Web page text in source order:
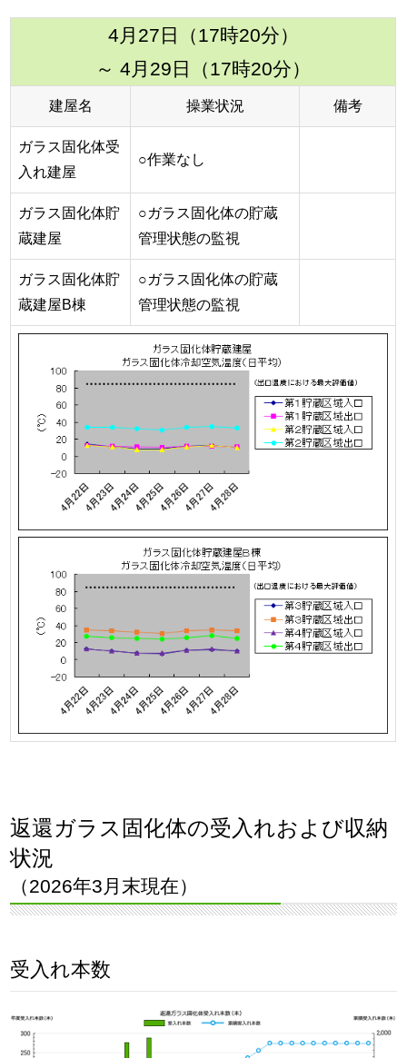
4月27日（17時20分）
～ 4月29日（17時20分）
建屋名 操業状況 備考
ガラス固化体受
入れ建屋
○作業なし
ガラス固化体貯
蔵建屋
○ガラス固化体の貯蔵
管理状態の監視
ガラス固化体貯
蔵建屋B棟
○ガラス固化体の貯蔵
管理状態の監視
返還ガラス固化体の受入れおよび収納
状況
（2026年3月末現在）
受入れ本数